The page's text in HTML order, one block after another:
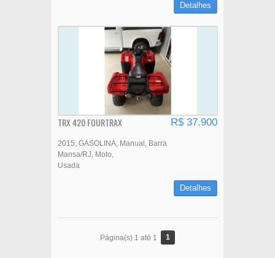
Detalhes
TRX 420 FOURTRAX R$ 37.900
2015 GASOLINA Manual
Barra
Mansa/RJ
Moto
Usada
Detalhes
Página(s) 1 até 1 1